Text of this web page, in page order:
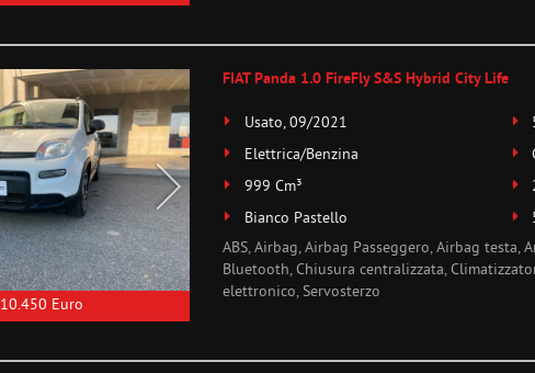
10.450 Euro
FIAT Panda 1.0 FireFly S&S Hybrid City Life
Usato, 09/2021
Elettrica/Benzina
999 Cm³
Bianco Pastello
ABS, Airbag, Airbag Passeggero, Airbag
Bluetooth, Chiusura centralizzata,
elettronico, Servosterzo